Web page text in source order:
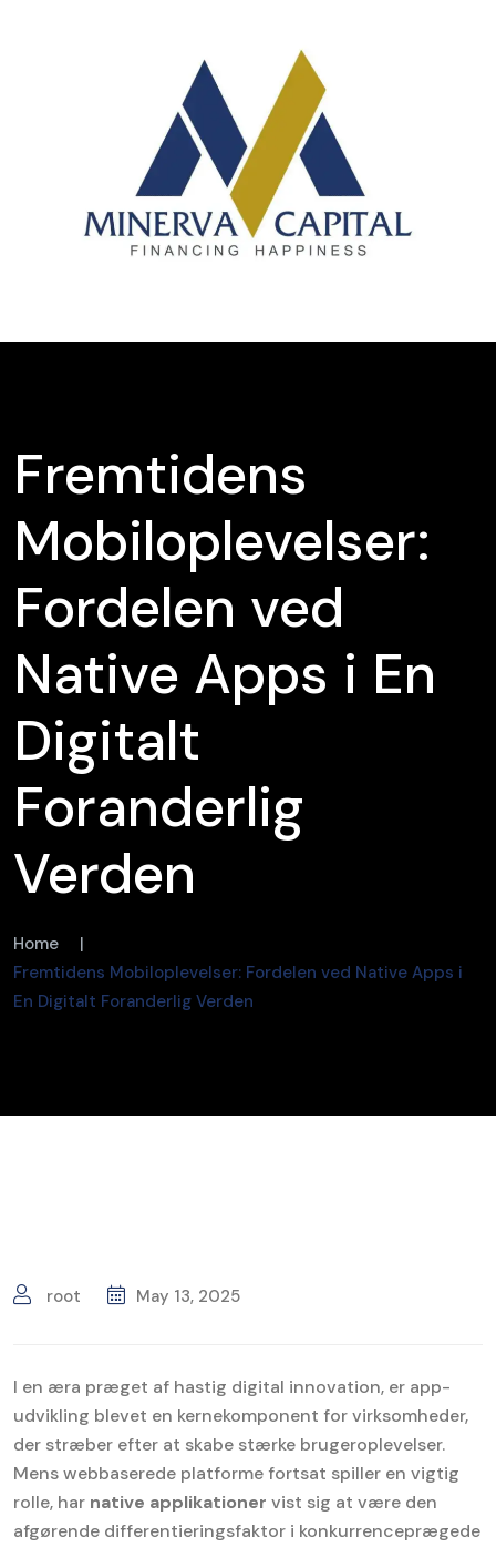
Fremtidens
Mobiloplevelser:
Fordelen ved
Native Apps i En
Digitalt
Foranderlig
Verden
Home
|
Fremtidens Mobiloplevelser: Fordelen ved Native Apps i
En Digitalt Foranderlig Verden
root May 13, 2025
I en æra præget af hastig digital innovation, er app-
udvikling blevet en kernekomponent for virksomheder,
der stræber efter at skabe stærke brugeroplevelser.
Mens webbaserede platforme fortsat spiller en vigtig
rolle, har native applikationer vist sig at være den
afgørende differentieringsfaktor i konkurrenceprægede